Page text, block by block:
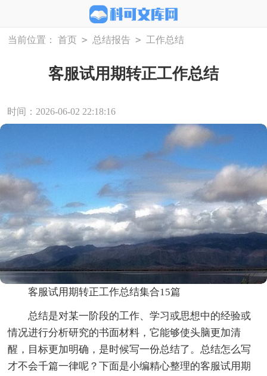
当前位置： 首页 > 总结报告 > 工作总结
客服试用期转正工作总结
时间：2026-06-02 22:18:16
客服试用期转正工作总结集合15篇
总结是对某一阶段的工作、学习或思想中的经验或
情况进行分析研究的书面材料，它能够使头脑更加清
醒，目标更加明确，是时候写一份总结了。总结怎么写
才不会千篇一律呢？下面是小编精心整理的客服试用期